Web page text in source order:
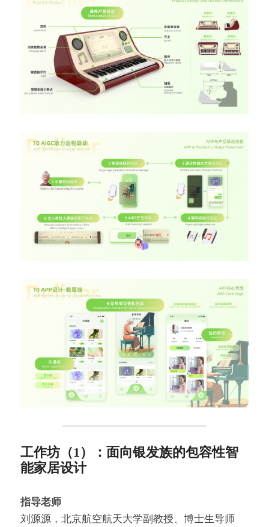
工作坊（1）：面向银发族的包容性智
能家居设计
指导老师
刘源源，北京航空航天大学副教授、博士生导师